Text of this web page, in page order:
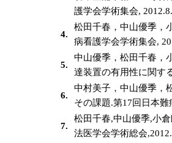
護学会学術集会,
4.
松田千春，中山優季，
病看護学会学術集会,
5.
中山優季，松田千春，
達装置の有用性に関す
6.
中村美子，中山優季，
その課題.第17回日本
7.
松田千春,中山優季,小
法医学会学術総会